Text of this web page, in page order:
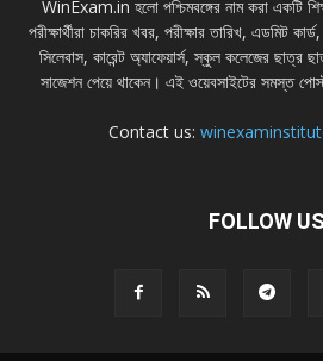
WinExam.in হলাে পশ্চিমবঙ্গের নাম করা একটি
পরীক্ষার্থীরা চাকরির খবর, পরীক্ষার তারিখ, এডমিট
সিলেবাস, কারেন্ট অ্যাফেয়ার্স, স্কুল কলেজের ছাত্র
সাজেশন পেয়ে থাকেন। এই ওয়েবসাইটের সমস্ত
Contact us:
FOLLOW US